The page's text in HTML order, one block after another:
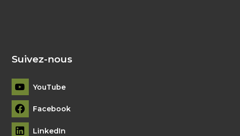
Suivez-nous
YouTube
Facebook
LinkedIn